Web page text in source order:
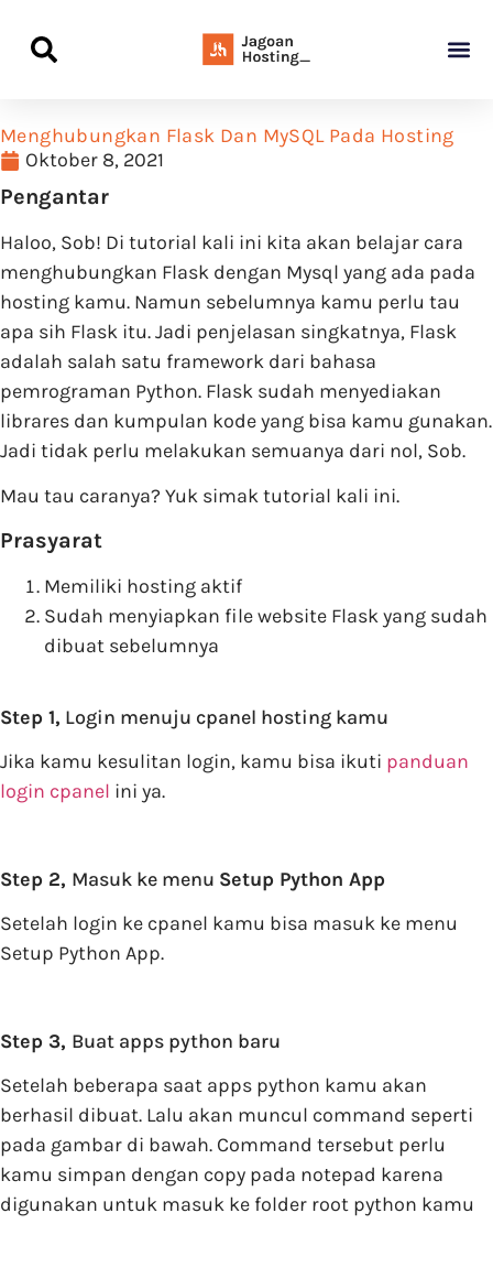
Menghubungkan Flask Dan MySQL Pada Hosting
Oktober 8, 2021
Pengantar
Haloo, Sob! Di tutorial kali ini kita akan belajar cara
menghubungkan Flask dengan Mysql yang ada pada
hosting kamu. Namun sebelumnya kamu perlu tau
apa sih Flask itu. Jadi penjelasan singkatnya, Flask
adalah salah satu framework dari bahasa
pemrograman Python. Flask sudah menyediakan
librares dan kumpulan kode yang bisa kamu gunakan.
Jadi tidak perlu melakukan semuanya dari nol, Sob.
Mau tau caranya? Yuk simak tutorial kali ini.
Prasyarat
Memiliki hosting aktif
Sudah menyiapkan file website Flask yang sudah
dibuat sebelumnya
Step 1, Login menuju cpanel hosting kamu
Jika kamu kesulitan login, kamu bisa ikuti panduan
login cpanel ini ya.
Step 2, Masuk ke menu Setup Python App
Setelah login ke cpanel kamu bisa masuk ke menu
Setup Python App.
Step 3, Buat apps python baru
Setelah beberapa saat apps python kamu akan
berhasil dibuat. Lalu akan muncul command seperti
pada gambar di bawah. Command tersebut perlu
kamu simpan dengan copy pada notepad karena
digunakan untuk masuk ke folder root python kamu